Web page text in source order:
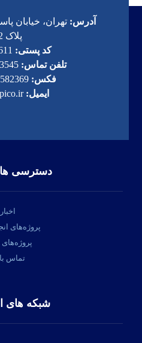
آدرس: تهران، خیابان
پلاک 12
کد پستی:
تلفن تماس: 91313545-21-98+
فکس: 22582369-21-98+
ایمیل: info@hapico.ir
دسترسی
اخبار
پروژه‌های
تماس
شبکه های